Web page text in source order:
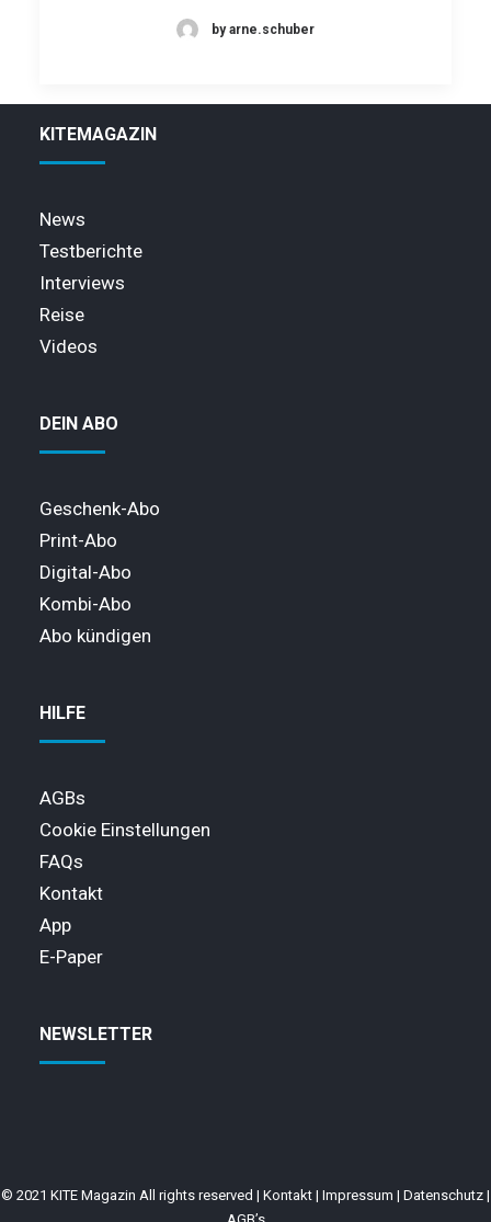
by arne.schuber
KITEMAGAZIN
News
Testberichte
Interviews
Reise
Videos
DEIN ABO
Geschenk-Abo
Print-Abo
Digital-Abo
Kombi-Abo
Abo kündigen
HILFE
AGBs
Cookie Einstellungen
FAQs
Kontakt
App
E-Paper
NEWSLETTER
© 2021 KITE Magazin All rights reserved | Kontakt | Impressum | Datenschutz |